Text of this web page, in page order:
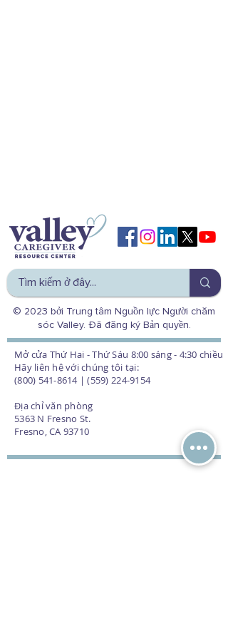
© 2023 bởi Trung tâm Nguồn lực Người chăm
sóc Valley. Đã đăng ký Bản quyền.
Mở cửa Thứ Hai - Thứ Sáu 8:00 sáng - 4:30 chiều
Hãy liên hệ với chúng tôi tại:
(800) 541-8614 | (559) 224-9154
Địa chỉ văn phòng
5363 N Fresno St.
Fresno, CA 93710